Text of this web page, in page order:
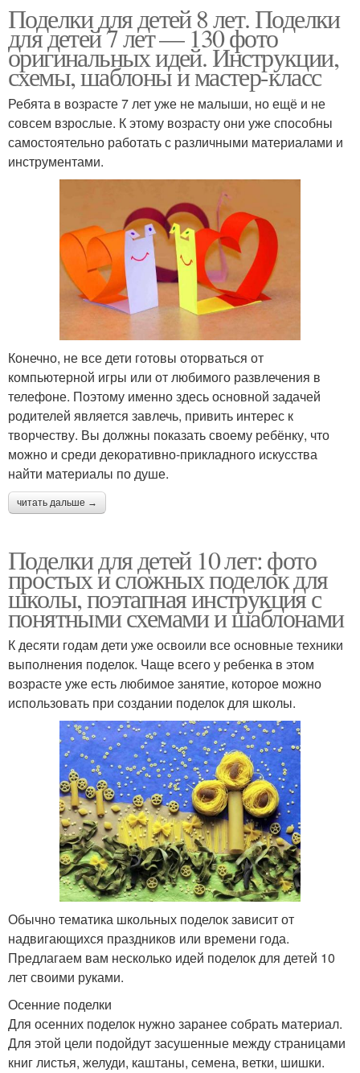
Поделки для детей 8 лет. Поделки
для детей 7 лет — 130 фото
оригинальных идей. Инструкции,
схемы, шаблоны и мастер-класс
Ребята в возрасте 7 лет уже не малыши, но ещё и не
совсем взрослые. К этому возрасту они уже способны
самостоятельно работать с различными материалами и
инструментами.
Конечно, не все дети готовы оторваться от
компьютерной игры или от любимого развлечения в
телефоне. Поэтому именно здесь основной задачей
родителей является завлечь, привить интерес к
творчеству. Вы должны показать своему ребёнку, что
можно и среди декоративно-прикладного искусства
найти материалы по душе.
читать дальше →
Поделки для детей 10 лет: фото
простых и сложных поделок для
школы, поэтапная инструкция с
понятными схемами и шаблонами
К десяти годам дети уже освоили все основные техники
выполнения поделок. Чаще всего у ребенка в этом
возрасте уже есть любимое занятие, которое можно
использовать при создании поделок для школы.
Обычно тематика школьных поделок зависит от
надвигающихся праздников или времени года.
Предлагаем вам несколько идей поделок для детей 10
лет своими руками.
Осенние поделки
Для осенних поделок нужно заранее собрать материал.
Для этой цели подойдут засушенные между страницами
книг листья, желуди, каштаны, семена, ветки, шишки.